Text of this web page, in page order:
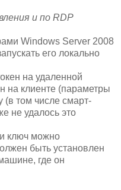
и по RDP
Windows Server 2008
его локально
на удаленной
на клиенте (параметры
(в том числе смарт-
не удалось это
ключ можно
быть установлен
где он